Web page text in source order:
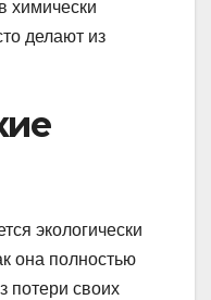
химически
делают из
экологически
она полностью
потери своих